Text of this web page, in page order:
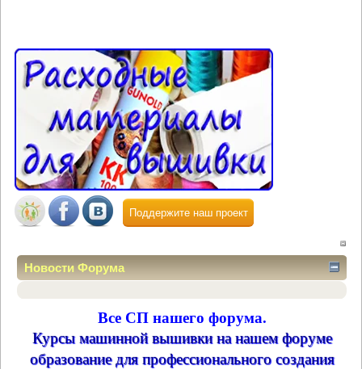
Поддержите наш проект
Новости Форума
Все СП нашего форума.
Курсы машинной вышивки на нашем форуме
образование для профессионального создания